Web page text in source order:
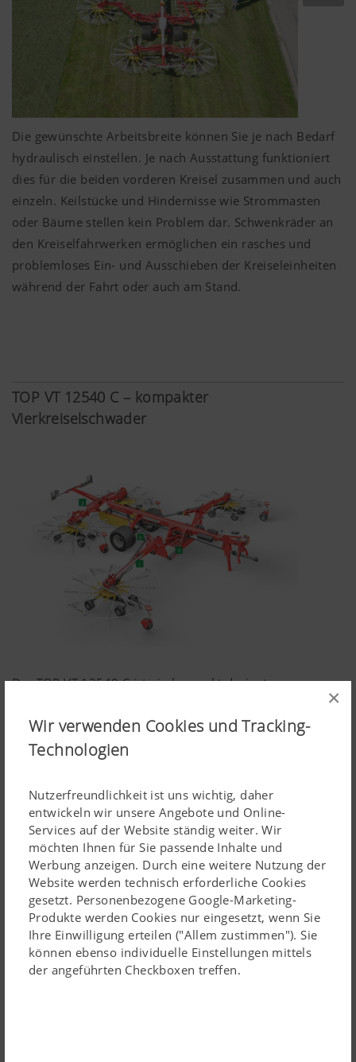
×
Wir verwenden Cookies und Tracking-
Technologien
Nutzerfreundlichkeit ist uns wichtig, daher
entwickeln wir unsere Angebote und Online-
Services auf der Website ständig weiter. Wir
möchten Ihnen für Sie passende Inhalte und
Werbung anzeigen. Durch eine weitere Nutzung der
Website werden technisch erforderliche Cookies
gesetzt. Personenbezogene Google-Marketing-
Produkte werden Cookies nur eingesetzt, wenn Sie
Ihre Einwilligung erteilen ("Allem zustimmen"). Sie
können ebenso individuelle Einstellungen mittels
der angeführten Checkboxen treffen.
Die gewünschte Arbeitsbreite können Sie je nach Bedarf
hydraulisch einstellen. Je nach Ausstattung funktioniert
dies für die beiden vorderen Kreisel zusammen und auch
einzeln. Keilstücke und Hindernisse wie Strommasten
oder Bäume stellen kein Problem dar. Schwenkräder an
den Kreiselfahrwerken ermöglichen ein rasches und
problemloses Ein- und Ausschieben der Kreiseleinheiten
während der Fahrt oder auch am Stand.
TOP VT 12540 C – kompakter
Vierkreiselschwader
Der TOP VT 12540 C ist ein kompakt designter
Vierkreiselschwader. Dieser steht für höchste Schlagkraft
und große Wendigkeit. Aufgrund seines geringen
Gewichts kann dieser Schwader auch getrost in
Ausleger mit linearem Ausschub
Die Arbeitsbreitenverstellung geschieht mit den in den
Auslegern integrierten linearen, hydraulischen
Verschiebesystemen.
Mechanischer Antrieb
Der Antrieb aller vier Kreiseleinheiten funktioniert
mechanisch über Gelenkwellen.
Kreiselentlastung
Lesen Sie mehr
TOP 1403 C – Schwader der Spitzenklasse